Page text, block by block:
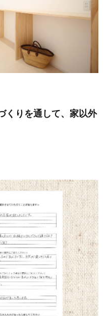
くりを通して、家以外